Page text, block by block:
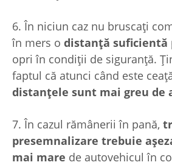
6. În niciun caz nu bruscați
în mers o distanţă suficientă
opri în condiţii de siguranţă.
faptul că atunci când este
distanţele sunt mai greu de
7. În cazul rămânerii în pană,
presemnalizare trebuie
mai mare de autovehicul în